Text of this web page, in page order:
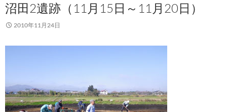
沼田2遺跡（11月15日～11月20日）
2010年11月24日